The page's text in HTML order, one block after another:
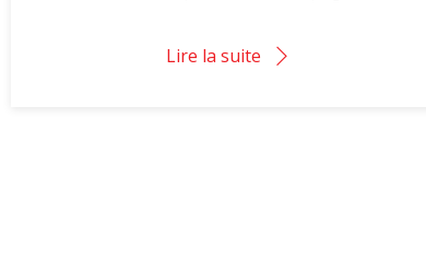
Lire la suite